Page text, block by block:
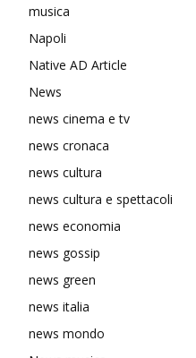
musica
Napoli
Native AD Article
News
news cinema e tv
news cronaca
news cultura
news cultura e spettacoli
news economia
news gossip
news green
news italia
news mondo